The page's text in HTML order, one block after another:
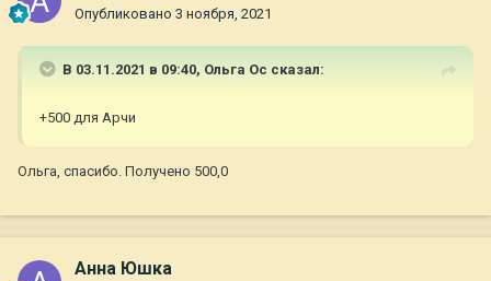
Опубликовано 3 ноября, 2021
В 03.11.2021 в 09:40, Ольга Ос сказал:
+500 для Арчи
Ольга, спасибо. Получено 500,0
Анна Юшка